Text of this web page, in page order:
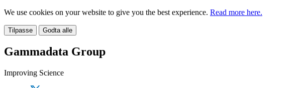
We use cookies on your website to give you the best experience. Read more here.
Tilpasse Godta alle
Gammadata Group
Improving Science